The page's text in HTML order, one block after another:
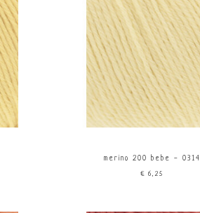
merino 200 bebe - 0314
€6,25